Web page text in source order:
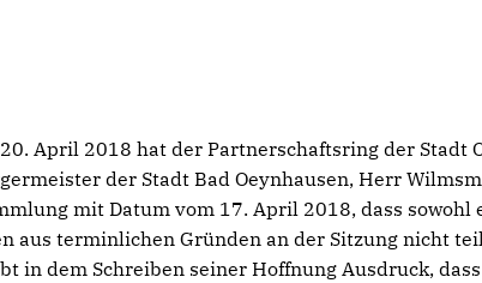
April 2018 hat der Partnerschaftsring der Stadt
der Stadt Bad Oeynhausen, Herr
mit Datum vom 17. April 2018, dass sowohl
aus terminlichen Gründen an der Sitzung nicht
in dem Schreiben seiner Hoffnung Ausdruck,